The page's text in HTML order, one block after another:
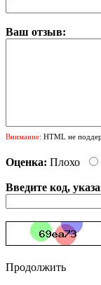
Ваш отзыв:
Внимание: HTML не
Оценка: Плохо
Введите код,
Продолжить